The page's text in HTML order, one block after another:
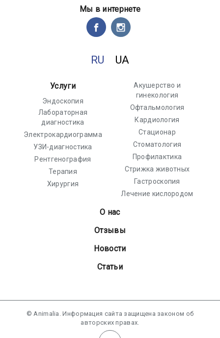
Мы в интернете
RU UA
Услуги
Эндоскопия
Лабораторная
диагностика
Электрокардиограмма
УЗИ-диагностика
Рентгенография
Терапия
Хирургия
Акушерство и
гинекология
Офтальмология
Кардиология
Стационар
Стоматология
Профилактика
Стрижка животных
Гастроскопия
Лечение кислородом
О нас
Отзывы
Новости
Статьи
© Animalia. Информация сайта защищена законом об
авторских правах.